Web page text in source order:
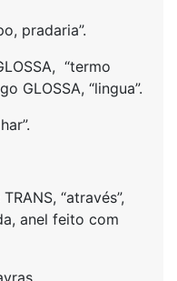
pradaria”.
“termo
GLOSSA, “lingua”.
“através”,
anel feito com